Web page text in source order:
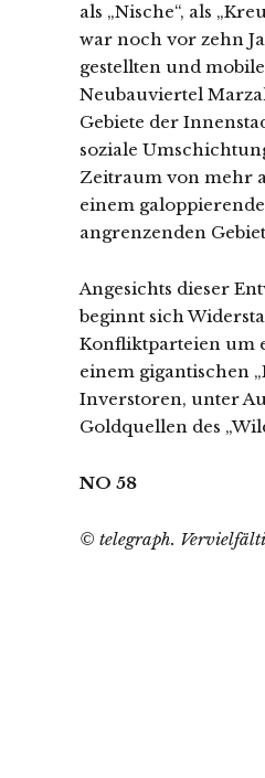
als „Nische“, als
war noch vor zehn
gestellten und
Neubauviertel
Gebiete der
soziale
Zeitraum von mehr
einem
angrenzenden
Angesichts dieser
beginnt sich
Konfliktparteien um
einem gigantischen
Inverstoren, unter
Goldquellen des
NO 58
© telegraph.